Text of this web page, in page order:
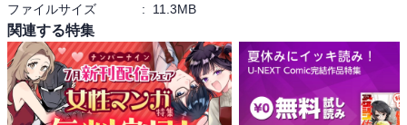
ファイルサイズ
: 11.3MB
関連する特集